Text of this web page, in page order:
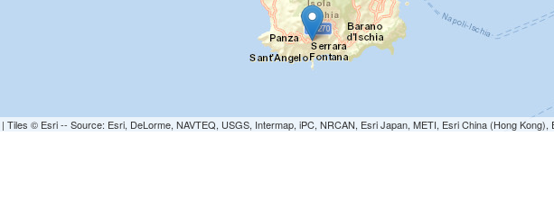
| Tiles © Esri -- Source: Esri, DeLorme, NAVTEQ, USGS, Intermap, iPC, NRCAN, Esri Japan, METI, Esri China (Hong Kong),